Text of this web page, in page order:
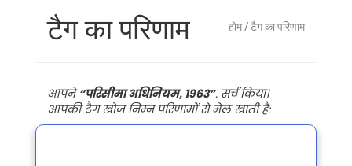
टैग का परिणाम होम/ टैग का परिणाम
आपने“परिसीमा अधिनियम, 1963”. सर्च किया।
आपकी टैग खोज निम्न परिणामों से मेल खाती है: